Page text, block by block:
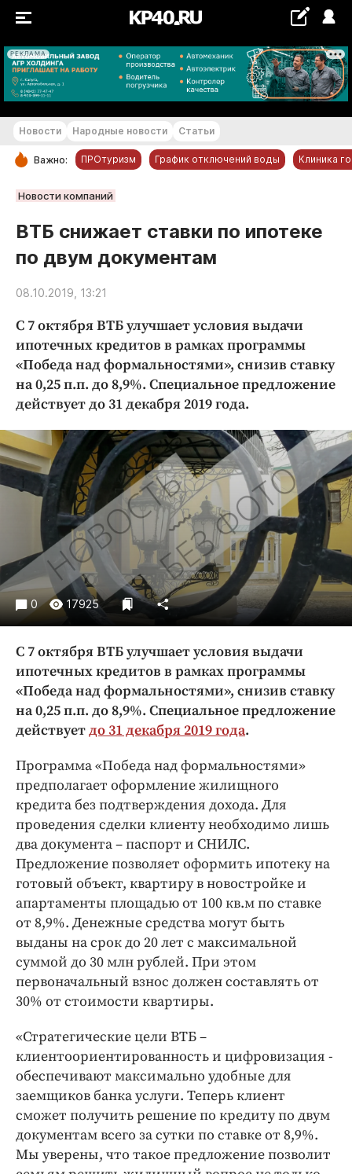
РЕКЛАМА
+22...+23 °С
РУБРИКИ
Обнинск
Статьи
Народные новости
Авто и транспорт
Благоустройство
Криминал
Культура
Недвижимость и ЖКХ
Образование
Общество
Погода
Праздники
Происшествия
Спорт
Экономика и бизнес
ПРОЕКТЫ
Издания
Медиаперсона
Интересное чтиво
Клиника года
Работодатель года
Новости Народные новости Статьи
Важно: ПРОтуризм График отключений воды Клиника
Новости компаний
ВТБ снижает ставки по ипотеке
по двум документам
08.10.2019, 13:21
С 7 октября ВТБ улучшает условия выдачи
ипотечных кредитов в рамках программы
«Победа над формальностями», снизив ставку
на 0,25 п.п. до 8,9%. Специальное предложение
действует до 31 декабря 2019 года.
0 17925
С 7 октября ВТБ улучшает условия выдачи
ипотечных кредитов в рамках программы
«Победа над формальностями», снизив ставку
на 0,25 п.п. до 8,9%. Специальное предложение
действуетдо 31 декабря 2019 года.
Программа «Победа над формальностями»
предполагает оформление жилищного
кредита без подтверждения дохода. Для
проведения сделки клиенту необходимо лишь
два документа – паспорт и СНИЛС.
Предложение позволяет оформить ипотеку на
готовый объект, квартиру в новостройке и
апартаменты площадью от 100 кв.м по ставке
от 8,9%. Денежные средства могут быть
выданы на срок до 20 лет с максимальной
суммой до 30 млн рублей. При этом
первоначальный взнос должен составлять от
30% от стоимости квартиры.
«Стратегические цели ВТБ –
клиентоориентированность и цифровизация -
обеспечивают максимально удобные для
заемщиков банка услуги. Теперь клиент
сможет получить решение по кредиту по двум
документам всего за сутки по ставке от 8,9%.
Мы уверены, что такое предложение позволит